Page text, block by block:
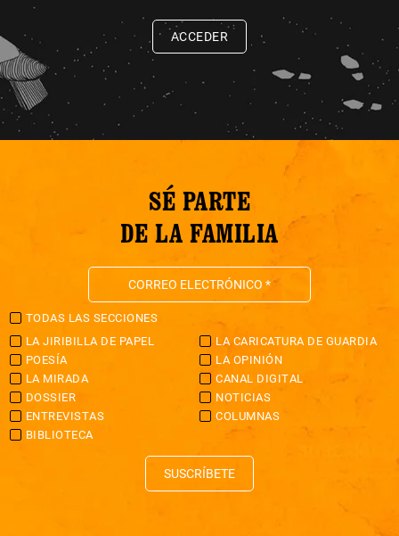
ACCEDER
SÉ PARTE
DE LA FAMILIA
TODAS LAS SECCIONES
LA JIRIBILLA DE PAPEL
LA CARICATURA DE GUARDIA
POESÍA
LA OPINIÓN
LA MIRADA
CANAL DIGITAL
DOSSIER
NOTICIAS
ENTREVISTAS
COLUMNAS
BIBLIOTECA
SUSCRÍBETE